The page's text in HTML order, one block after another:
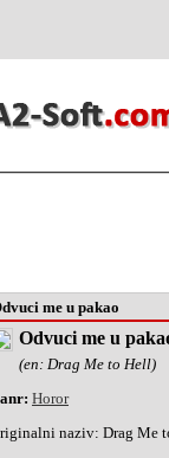
me u pakao
Odvuci me u
(en: Drag Me to Hell)
Horor
naziv: Drag Me